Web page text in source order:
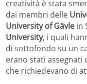
creatività è stata
dai membri delle
University of Gävle in
University, i quali
di sottofondo su un
erano stati assegnati
che richiedevano di